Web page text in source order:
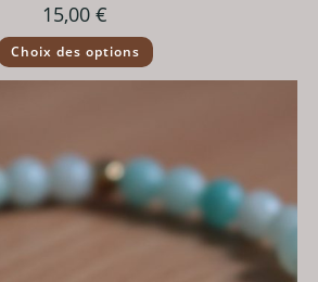
15,00 €
Choix des options Ce
produit
être
choisies
sur
la
page
du
produit